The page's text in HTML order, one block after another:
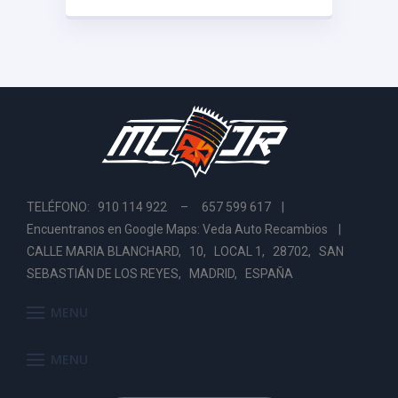
TELÉFONO: 910 114 922 – 657 599 617 |
Encuentranos en Google Maps: Veda Auto Recambios
CALLE MARIA BLANCHARD, 10, LOCAL 1, 28702, SAN
SEBASTIÁN DE LOS REYES, MADRID, ESPAÑA
MENU
MENU